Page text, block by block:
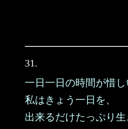
31.
一日一日の時間が惜し
私はきょう一日を、
出来るだけたっぷり生